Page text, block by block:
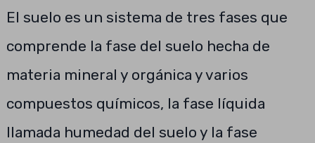
El suelo es un sistema de tres fases que
comprende la fase del suelo hecha de
materia mineral y orgánica y varios
compuestos químicos, la fase líquida
llamada humedad del suelo y la fase